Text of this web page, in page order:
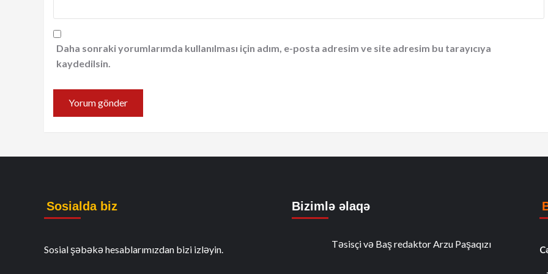
Daha sonraki yorumlarımda kullanılması için adım, e-posta adresim ve site adresim bu tarayıcıya
kaydedilsin.
Sosialda biz
Sosial şəbəkə hesablarımızdan bizi izləyin.
Bizimlə əlaqə
Təsisçi və Baş redaktor Arzu Paşaqızı